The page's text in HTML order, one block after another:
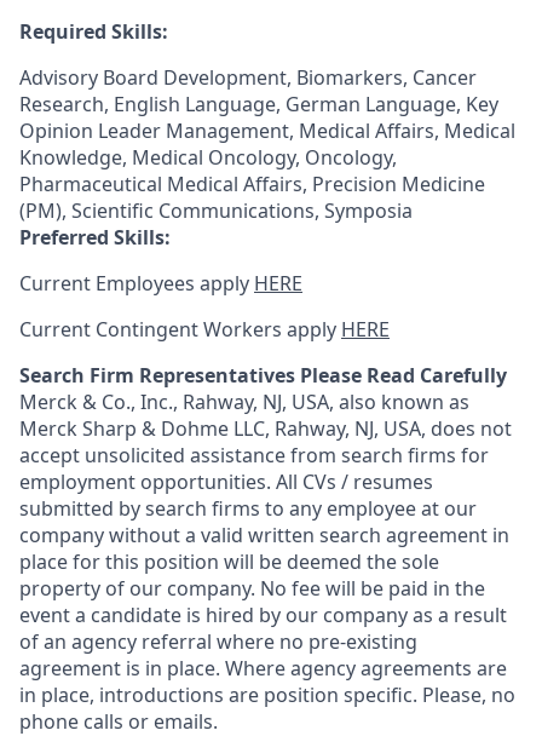
Required Skills:
Advisory Board Development, Biomarkers, Cancer
Research, English Language, German Language, Key
Opinion Leader Management, Medical Affairs, Medical
Knowledge, Medical Oncology, Oncology,
Pharmaceutical Medical Affairs, Precision Medicine
(PM), Scientific Communications, Symposia
Preferred Skills:
Current Employees apply HERE
Current Contingent Workers apply HERE
Search Firm Representatives Please Read Carefully
Merck & Co., Inc., Rahway, NJ, USA, also known as
Merck Sharp & Dohme LLC, Rahway, NJ, USA, does not
accept unsolicited assistance from search firms for
employment opportunities. All CVs / resumes
submitted by search firms to any employee at our
company without a valid written search agreement in
place for this position will be deemed the sole
property of our company. No fee will be paid in the
event a candidate is hired by our company as a result
of an agency referral where no pre-existing
agreement is in place. Where agency agreements are
in place, introductions are position specific. Please, no
phone calls or emails.